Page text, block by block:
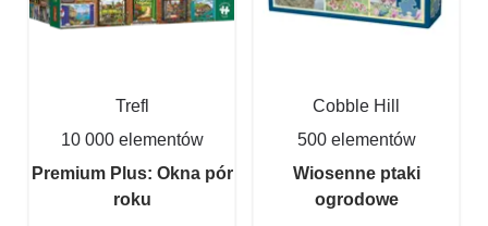
Trefl
10 000 elementów
Premium Plus: Okna pór
roku
Cobble Hill
500 elementów
Wiosenne ptaki
ogrodowe